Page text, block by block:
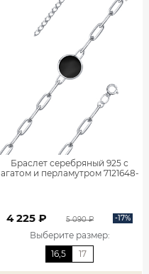
Браслет серебряный 925 с
агатом и перламутром 7121648-
4 225 ₽ 5 090 ₽ -17%
Выберите размер:
16,5
17